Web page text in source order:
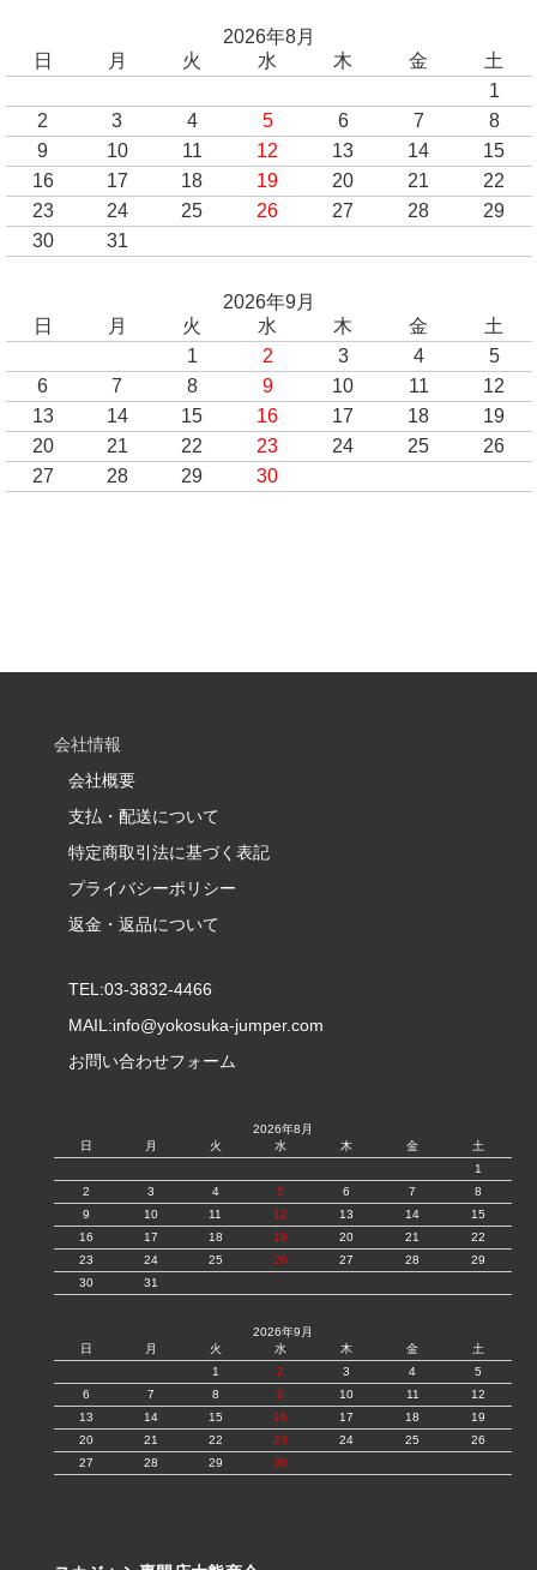
2026年8月
日
月 火 水 木 金
土
1
2
3 4 5 6 7
8
9
10 11 12 13 14
15
16
17 18 19 20 21
22
23
24 25 26 27 28
29
30
31
2026年9月
日
月 火 水 木 金
土
1
2 3 4
5
6
7 8 9 10 11
12
13
14 15 16 17 18
19
20
21 22 23 24 25
26
27
28 29 30
会社情報
会社概要
支払・配送について
特定商取引法に基づく表記
プライバシーポリシー
返金・返品について
TEL:03-3832-4466
MAIL:info@yokosuka-jumper.com
お問い合わせフォーム
2026年8月
日
月 火 水 木 金
土
1
2
3 4 5 6 7
8
9
10 11 12 13 14
15
16
17 18 19 20 21
22
23
24 25 26 27 28
29
30
31
2026年9月
日
月 火 水 木 金
土
1
2 3 4
5
6
7 8 9 10 11
12
13
14 15 16 17 18
19
20
21 22 23 24 25
26
27
28 29 30